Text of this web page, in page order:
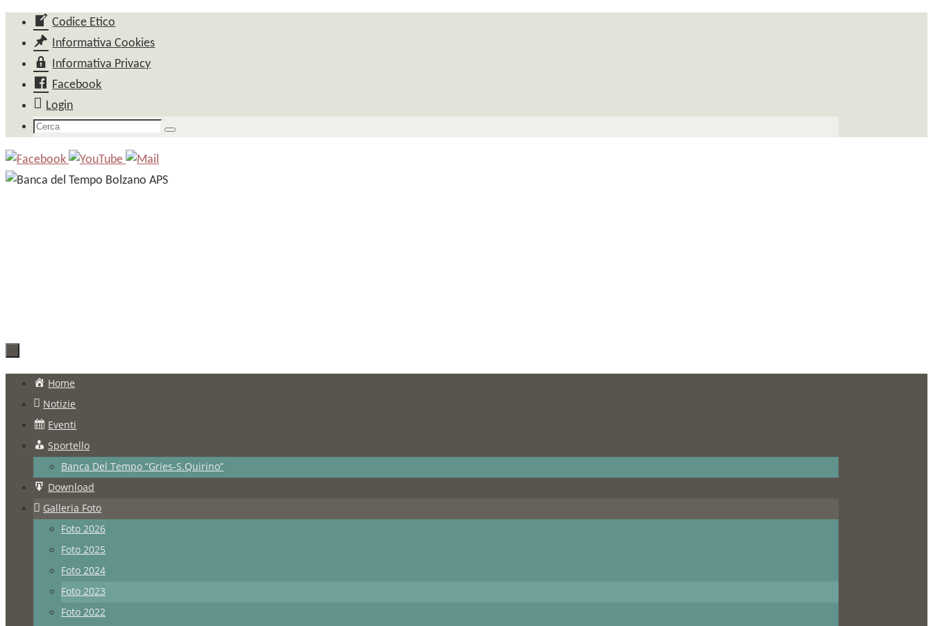
Salta
contenuto
Codice Etico
Informativa Cookies
Informativa Privacy
Facebook
Login
Cerca
Cerca
Salta
contenuto
Home
Notizie
Eventi
Sportello
Banca Del Tempo “Gries-S.Quirino”
Download
Galleria Foto
Foto 2026
Foto 2025
Foto 2024
Foto 2023
Foto 2022